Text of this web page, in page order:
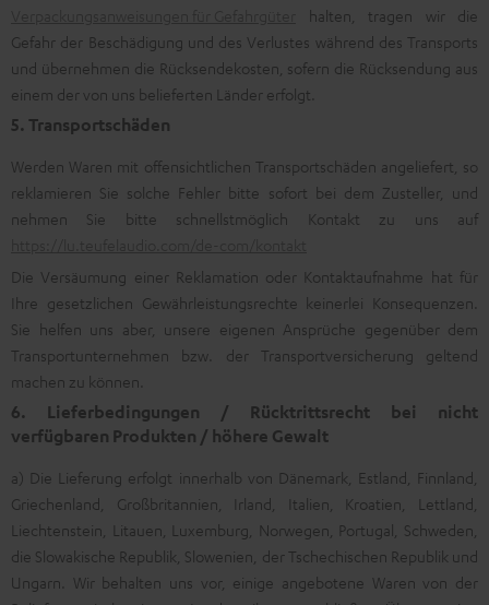
halten, tragen wir die
Gefahr der Beschädigung und des Verlustes während des Transports
und übernehmen die Rücksendekosten, sofern die Rücksendung aus
einem der von uns belieferten Länder erfolgt.
5. Transportschäden
Werden Waren mit offensichtlichen Transportschäden angeliefert, so
reklamieren Sie solche Fehler bitte sofort bei dem Zusteller, und
nehmen Sie bitte schnellstmöglich Kontakt zu uns auf
Die Versäumung einer Reklamation oder Kontaktaufnahme hat für
Ihre gesetzlichen Gewährleistungsrechte keinerlei Konsequenzen.
Sie helfen uns aber, unsere eigenen Ansprüche gegenüber dem
Transportunternehmen bzw. der Transportversicherung geltend
machen zu können.
6. Lieferbedingungen / Rücktrittsrecht bei nicht
verfügbaren Produkten / höhere Gewalt
a) Die Lieferung erfolgt innerhalb von Dänemark, Estland, Finnland,
Griechenland, Großbritannien, Irland, Italien, Kroatien, Lettland,
Liechtenstein, Litauen, Luxemburg, Norwegen, Portugal, Schweden,
die Slowakische Republik, Slowenien, der Tschechischen Republik und
Ungarn. Wir behalten uns vor, einige angebotene Waren von der